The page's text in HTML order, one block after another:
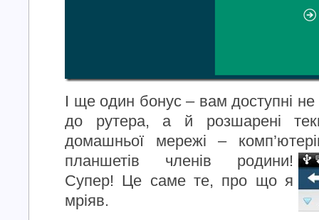
І ще один бонус – вам доступні не
до рутера, а й розшарені
домашньої мережі –
планшетів членів родини!
Супер! Це саме те, про що я
мріяв.